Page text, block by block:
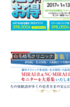
自毛植毛クリニック